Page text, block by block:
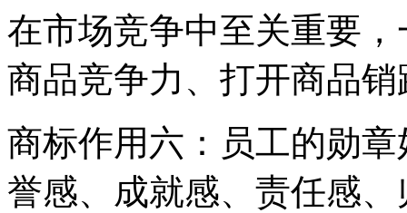
在市场竞争中至关重要
商品竞争力、打开商品
商标作用六：员工的勋
誉感、成就感、责任感